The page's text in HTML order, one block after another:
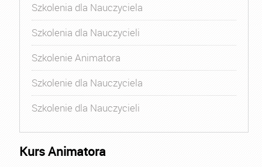
Szkolenia dla Nauczyciela
Szkolenia dla Nauczycieli
Szkolenie Animatora
Szkolenie dla Nauczyciela
Szkolenie dla Nauczycieli
Kurs Animatora